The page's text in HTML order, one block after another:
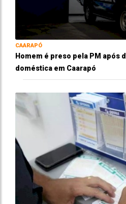
CAARAPÓ
Homem é preso pela PM após
doméstica em Caarapó